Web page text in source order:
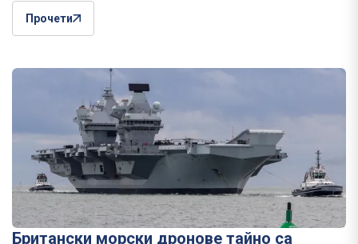
Прочети
Британски морски дронове тайно са